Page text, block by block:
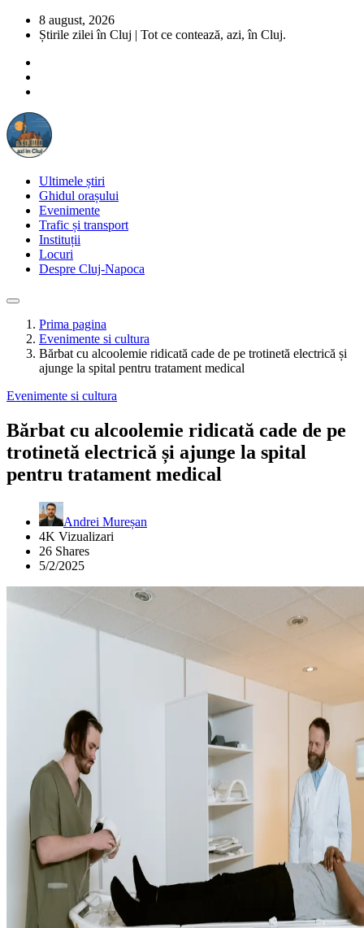
8 august, 2026
Știrile zilei în Cluj | Tot ce contează, azi, în Cluj.
Ultimele știri
Ghidul orașului
Evenimente
Trafic și transport
Instituții
Locuri
Despre Cluj-Napoca
Prima pagina
Evenimente si cultura
Bărbat cu alcoolemie ridicată cade de pe trotinetă electrică și
ajunge la spital pentru tratament medical
Evenimente si cultura
Bărbat cu alcoolemie ridicată cade de pe
trotinetă electrică și ajunge la spital
pentru tratament medical
Andrei Mureșan
4K Vizualizari
26 Shares
5/2/2025